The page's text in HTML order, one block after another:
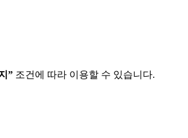
” 조건에 따라 이용할 수 있습니다.